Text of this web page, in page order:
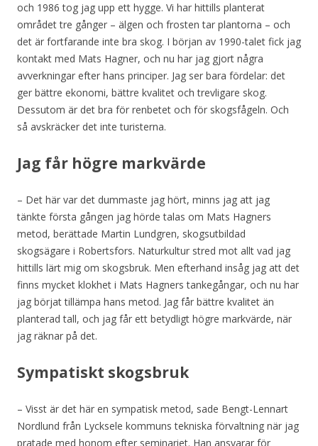
och 1986 tog jag upp ett hygge. Vi har hittills planterat
området tre gånger – älgen och frosten tar plantorna – och
det är fortfarande inte bra skog. I början av 1990-talet fick jag
kontakt med Mats Hagner, och nu har jag gjort några
avverkningar efter hans principer. Jag ser bara fördelar: det
ger bättre ekonomi, bättre kvalitet och trevligare skog.
Dessutom är det bra för renbetet och för skogsfågeln. Och
så avskräcker det inte turisterna.
Jag får högre markvärde
– Det här var det dummaste jag hört, minns jag att jag
tänkte första gången jag hörde talas om Mats Hagners
metod, berättade Martin Lundgren, skogsutbildad
skogsägare i Robertsfors. Naturkultur stred mot allt vad jag
hittills lärt mig om skogsbruk. Men efterhand insåg jag att det
finns mycket klokhet i Mats Hagners tankegångar, och nu har
jag börjat tillämpa hans metod. Jag får bättre kvalitet än
planterad tall, och jag får ett betydligt högre markvärde, när
jag räknar på det.
Sympatiskt skogsbruk
– Visst är det här en sympatisk metod, sade Bengt-Lennart
Nordlund från Lycksele kommuns tekniska förvaltning när jag
pratade med honom efter seminariet. Han ansvarar för